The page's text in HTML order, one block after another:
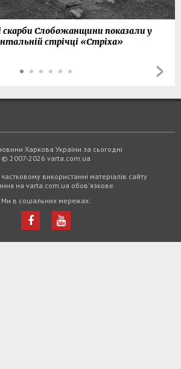
скарби Слобожанщини показали у
стрічці «Стріха»
Харкова України за сьогодні
© 2007-2026 varta.com.ua
використанні матеріалів сайту
на varta.com.ua обов'язкове.
Ми в соціальних мережах: